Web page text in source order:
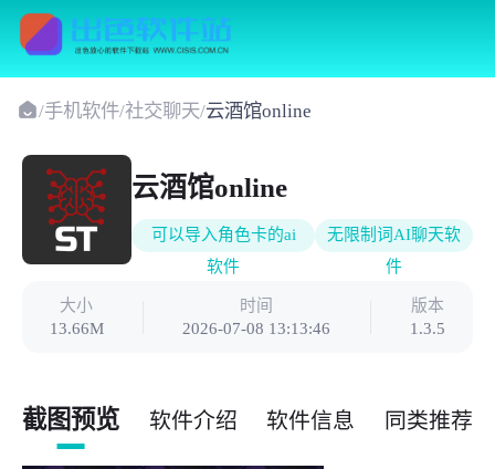
/手机软件/社交聊天/云酒馆online
云酒馆online
可以导入角色卡的ai
软件
无限制词AI聊天软
件
大小
13.66M
时间
2026-07-08 13:13:46
版本
1.3.5
截图预览 软件介绍 软件信息 同类推荐